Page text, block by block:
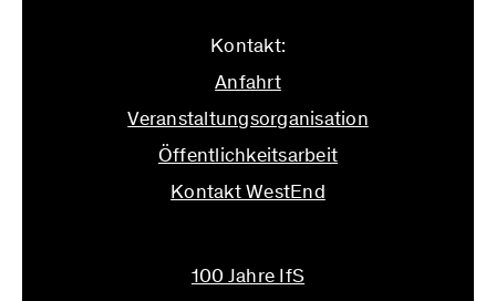
Kontakt:
Anfahrt
Veranstaltungsorganisation
Öffentlichkeitsarbeit
Kontakt WestEnd
100 Jahre IfS